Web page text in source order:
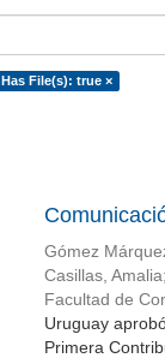
Has File(s): true ×
Gómez
Casillas, Amalia;
Facultad de
Uruguay
Primera